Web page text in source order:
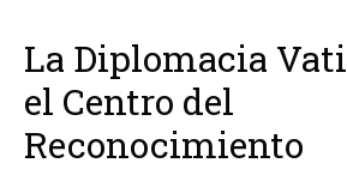
La Diplomacia
el Centro del
Reconocimiento